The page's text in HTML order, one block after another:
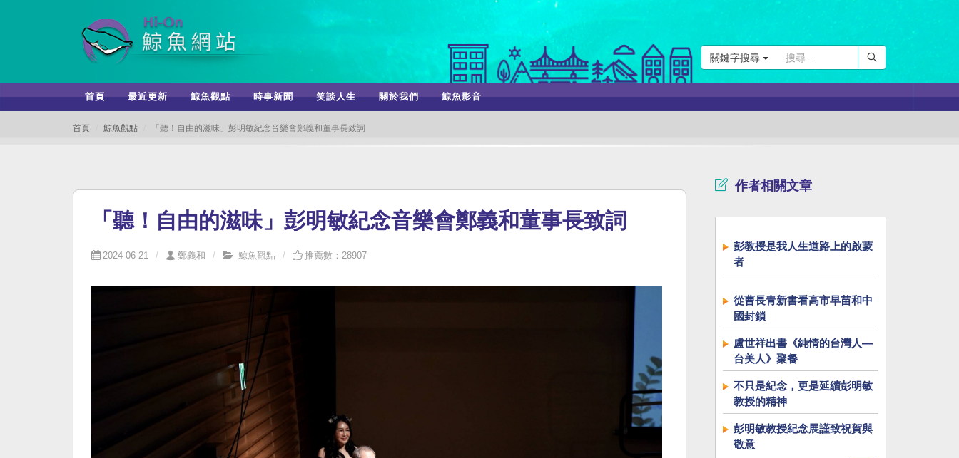
關鍵字搜尋
首頁 最近更新 鯨魚觀點 時事新聞 笑談人生 關於我們 鯨魚影音
首頁 鯨魚觀點 「聽！自由的滋味」彭明敏紀念音樂會鄭義和董事長致詞
「聽！自由的滋味」彭明敏紀念音樂會鄭義和董事長致詞
2024-06-21 鄭義和 鯨魚觀點 推薦數：28907
作者相關文章
彭教授是我人生道路上的啟蒙
者
從曹長青新書看高市早苗和中
國封鎖
盧世祥出書《純情的台灣人—
台美人》聚餐
不只是紀念，更是延續彭明敏
教授的精神
彭明敏教授紀念展謹致祝賀與
敬意